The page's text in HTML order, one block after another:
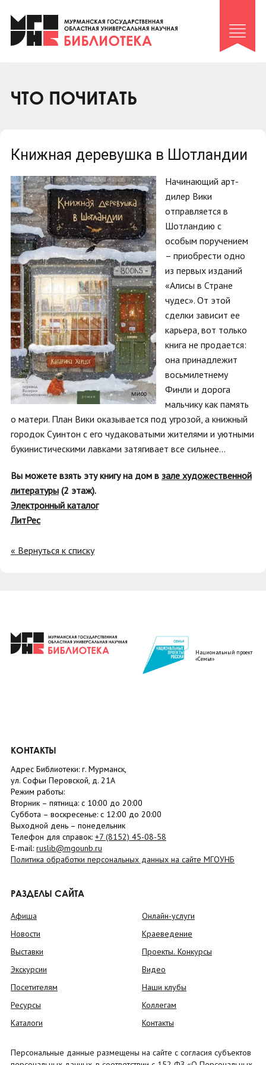
Клуб «Гиря и сельдерей»
Клуб «Семейный архив»
Коллегам
ЧТО ПОЧИТАТЬ
Книжная деревушка в Шотландии
Начинающий арт-
дилер Вики
отправляется в
Шотландию с
особым поручением
– приобрести одно
из первых изданий
«Алисы в Стране
чудес». От этой
сделки зависит ее
карьера, вот только
книга не продается:
она принадлежит
восьмилетнему
Финли и дорога
мальчику как память
о матери. План Вики оказывается под угрозой, а книжный
городок Суинтон с его чудаковатыми жителями и уютными
букинистическими лавками затягивает все сильнее...
Вы можете взять эту книгу на дом в зале художественной
литературы (2 этаж).
Электронный каталог
ЛитРес
« Вернуться к списку
Национальный проект
«Семья»
КОНТАКТЫ
Адрес Библиотеки: г. Мурманск,
ул. Софьи Перовской, д. 21А
Режим работы:
Вторник – пятница: с 10:00 до 20:00
Суббота – воскресенье: c 12:00 до 20:00
Выходной день – понедельник
Телефон для справок: +7 (8152) 45-08-58
E-mail: ruslib@mgounb.ru
Политика обработки персональных данных на сайте МГОУНБ
РАЗДЕЛЫ САЙТА
Афиша
Новости
Выставки
Экскурсии
Посетителям
Ресурсы
Каталоги
Онлайн-услуги
Краеведение
Проекты. Конкурсы
Видео
Наши клубы
Коллегам
Контакты
Персональные данные размещены на сайте с согласия субъектов